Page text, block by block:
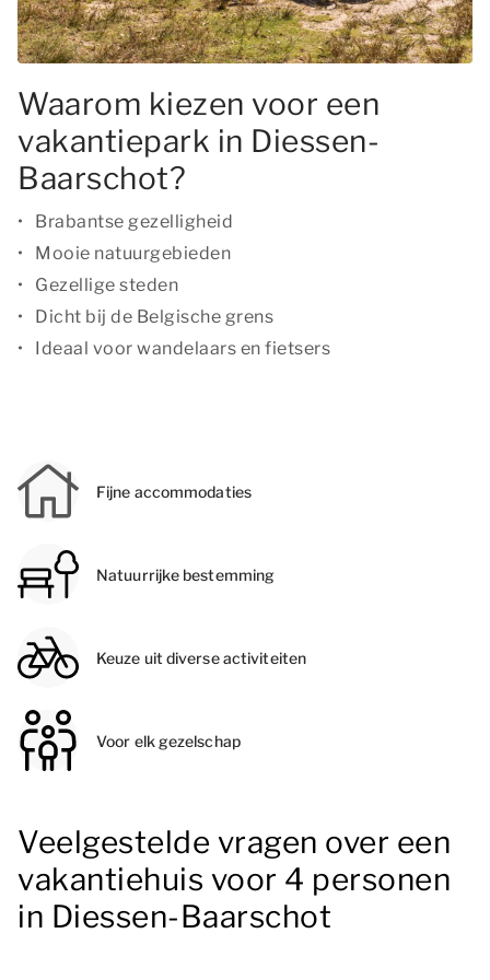
Waarom kiezen voor een
vakantiepark in Diessen-
Baarschot?
Brabantse gezelligheid
Mooie natuurgebieden
Gezellige steden
Dicht bij de Belgische grens
Ideaal voor wandelaars en fietsers
Fijne accommodaties
Natuurrijke bestemming
Keuze uit diverse activiteiten
Voor elk gezelschap
Veelgestelde vragen over een
vakantiehuis voor 4 personen
in Diessen-Baarschot